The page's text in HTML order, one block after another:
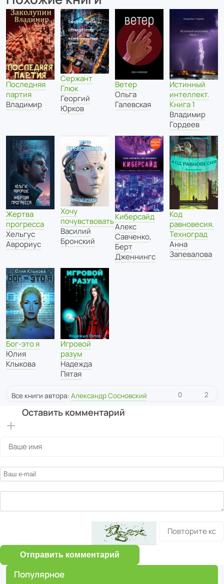
Последняя
партия
Владимир
Сержант
Глюк
Георгий
Юрков
Ветер
Ольга
Галевская
Истинный
интеллект.
Книга 1
Владимир
Гордеев
Жертва
прогресса
Хельгус
Аврориус
Хочу
почувствовать
Василий
Бронский
Киберсайд
Алекс
Савченко,
Берт
Дженнингс
Код
равновесия.
Техноград
Анна
Запевалова
Бог-это я
Юлия
Клыкова
Игровой
разум
Надежда
Пятая
Все книги автора: Александр Сосновский 0 2
Оставить комментарий
Отправить комментарий
Популярное